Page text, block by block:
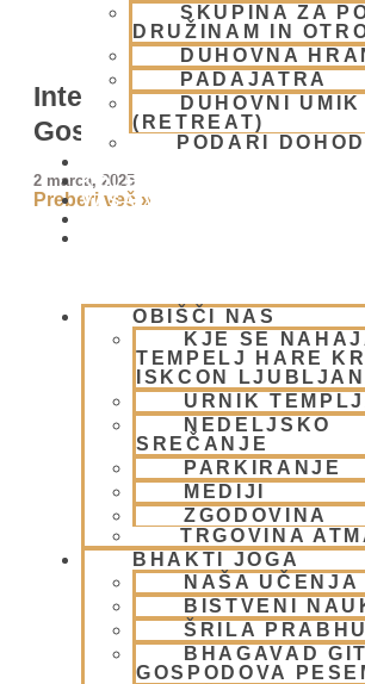
SKUPINA ZA
DRUŽINAM IN
DUHOVNA
PADAJATRA
DUHOVNI
(RETREAT)
PODARI
KOLEDAR
VAŠA VPRAŠANJA
OBIŠČI NAS
KJE SE
TEMPELJ HARE
ISKCON
URNIK
NEDELJSKO
SREČANJE
PARKIRANJE
MEDIJI
ZGODOVINA
TRGOVINA
BHAKTI JOGA
NAŠA UČENJA
BISTVENI
ŠRILA
BHAGAVAD
GOSPODOVA
Interaktivni kviz – Po
Gospoda Čajtanje
2 marca, 2025
Preberi več »
Nova knjiga – Srimad
3 spev 1 del. Izšla je
slovenščini
4 februarja, 2020
Preberi več »